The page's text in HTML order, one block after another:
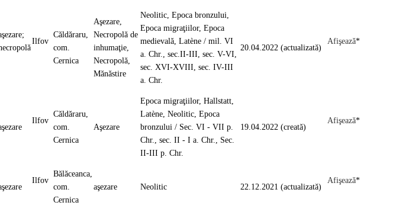
Ilfov
Căldăraru,
com.
Cernica
Aşezare,
Necropolă de
inhumaţie,
Necropolă,
Mănăstire
Neolitic, Epoca bronzului,
Epoca migraţiilor, Epoca
medievală, Latène / mil. VI
a. Chr., sec.II-III, sec. V-VI,
sec. XVI-XVIII, sec. IV-III
a. Chr.
20.04.2022 (actualizată)
Afişează*
Ilfov
Căldăraru,
com.
Cernica
Aşezare
Epoca migraţiilor, Hallstatt,
Latène, Neolitic, Epoca
bronzului / Sec. VI - VII p.
Chr., sec. II - I a. Chr., Sec.
II-III p. Chr.
19.04.2022 (creată)
Afişează*
Ilfov
Bălăceanca,
com.
Cernica
aşezare Neolitic 22.12.2021 (actualizată)
Afişează*